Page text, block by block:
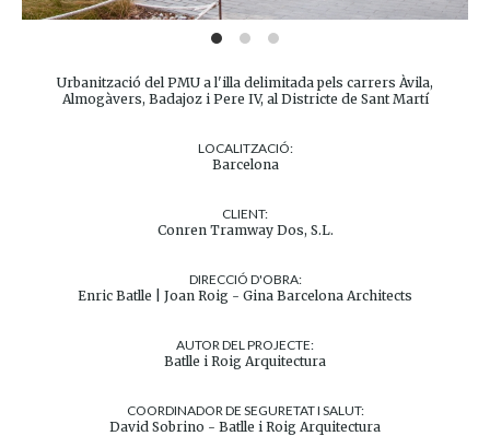
Urbanització del PMU a l'illa delimitada pels carrers Àvila,
Almogàvers, Badajoz i Pere IV, al Districte de Sant Martí
LOCALITZACIÓ:
Barcelona
CLIENT:
Conren Tramway Dos, S.L.
DIRECCIÓ D'OBRA:
Enric Batlle | Joan Roig - Gina Barcelona Architects
AUTOR DEL PROJECTE:
Batlle i Roig Arquitectura
COORDINADOR DE SEGURETAT I SALUT:
David Sobrino - Batlle i Roig Arquitectura